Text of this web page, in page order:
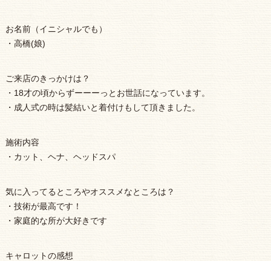
お名前（イニシャルでも）
・高橋(娘)
ご来店のきっかけは？
・18才の頃からずーーーっとお世話になっています。
・成人式の時は髪結いと着付けもして頂きました。
施術内容
・カット、ヘナ、ヘッドスパ
気に入ってるところやオススメなところは？
・技術が最高です！
・家庭的な所が大好きです
キャロットの感想